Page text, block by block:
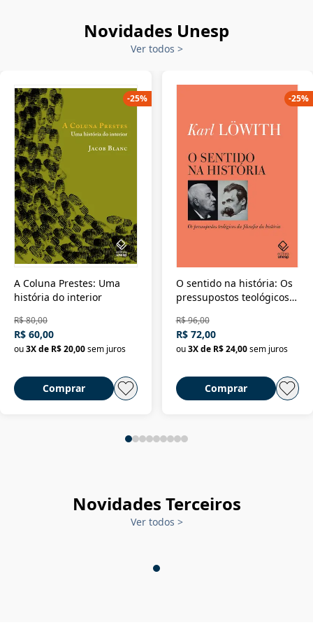
Novidades Unesp
Ver todos >
A Coluna Prestes: Uma
história do interior
R$ 80,00
R$ 60,00
ou3X de R$ 20,00sem juros
Comprar
-25%
O sentido na história: Os
pressupostos teológicos
R$ 96,00
R$ 72,00
ou 3X de R$ 24,00 sem juros
Comprar
-25%
Novidades Terceiros
Ver todos >